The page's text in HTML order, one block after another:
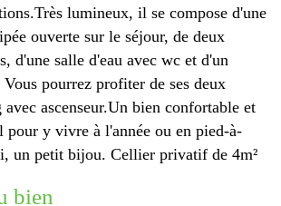
lumineux, il se compose d'une
ouverte sur le séjour, de deux
d'une salle d'eau avec wc et d'un
pourrez profiter de ses deux
avec ascenseur.Un bien confortable et
pour y vivre à l'année ou en pied-à-
un petit bijou. Cellier privatif de 4m²
bien